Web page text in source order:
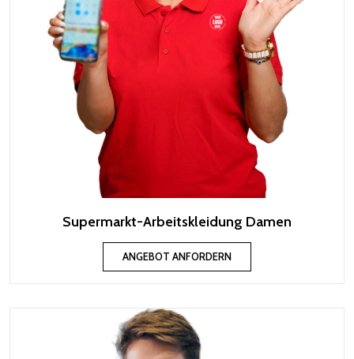
Supermarkt-Arbeitskleidung Damen
ANGEBOT ANFORDERN